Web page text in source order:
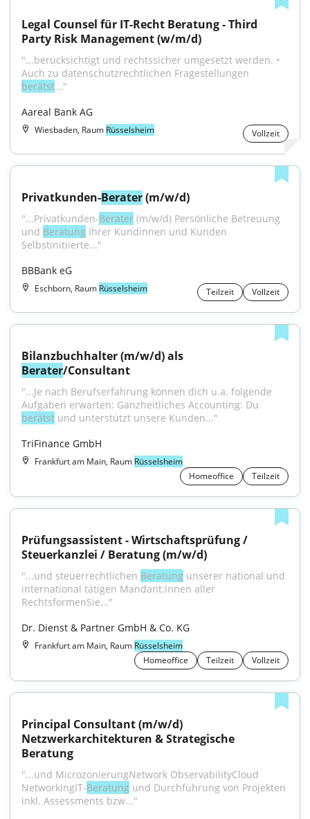
Legal Counsel für IT-Recht Beratung - Third
Party Risk Management (w/m/d)
"...berücksichtigt und rechtssicher umgesetzt werden. •
berätst..."
Aareal Bank AG
Wiesbaden, Raum Rüsselsheim Vollzeit
Privatkunden-Berater (m/w/d)
"...Privatkunden-Berater (m/w/d) Persönliche Betreuung
und Beratung Ihrer Kundinnen und Kunden
Selbstinitiierte..."
BBBank eG
Eschborn, Raum Rüsselsheim Teilzeit Vollzeit
Berater/Consultant
"...Je nach Berufserfahrung können dich u.a. folgende
berätst und unterstützt unsere Kunden..."
TriFinance GmbH
Frankfurt am Main, Raum Rüsselsheim
Homeoffice
Teilzeit
Prüfungsassistent - Wirtschaftsprüfung /
Steuerkanzlei / Beratung (m/w/d)
"...und steuerrechtlichen Beratung unserer national und
international tätigen Mandant:innen aller
RechtsformenSie..."
Dr. Dienst & Partner GmbH & Co. KG
Frankfurt am Main, Raum Rüsselsheim
Homeoffice
Teilzeit Vollzeit
Principal Consultant (m/w/d)
Netzwerkarchitekturen & Strategische
Beratung
"...und MicrozonierungNetwork ObservabilityCloud
NetworkingIT-Beratung und Durchführung von Projekten
inkl. Assessments bzw..."